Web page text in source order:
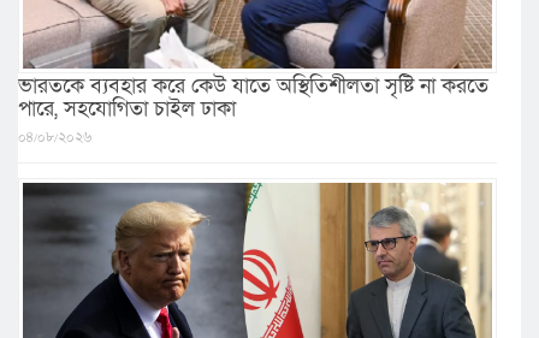
ভারতকে ব্যবহার করে কেউ যাতে অস্থিতিশীলতা সৃষ্টি না করতে
পারে, সহযোগিতা চাইল ঢাকা
০৪/০৮/২০২৬